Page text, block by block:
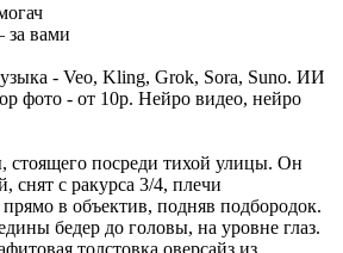
вами
- Veo, Kling, Grok, Sora, Suno. ИИ
фото - от 10р. Нейро видео, нейро
посреди тихой улицы. Он
снят с ракурса 3/4, плечи
в объектив, подняв подбородок.
бедер до головы, на уровне глаз.
толстовка оверсайз из